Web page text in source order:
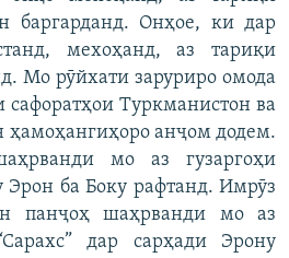
баргарданд. Онҳое, ки дар
мехоҳанд, аз тариқи
Мо рӯйхати заруриро омода
сафоратҳои Туркманистон ва
ҳамоҳангиҳоро анҷом додем.
мо аз гузаргоҳи
ба Боку рафтанд. Имрӯз
панҷоҳ шаҳрванди мо аз
дар сарҳади Эрону